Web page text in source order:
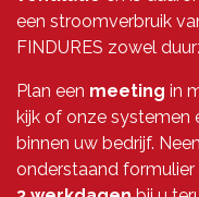
een stroomverbruik
FINDURES zowel
Plan een meeting in
kijk of onze systemen
binnen uw bedrijf.
onderstaand formulier